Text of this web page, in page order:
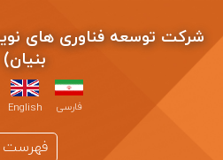
شرکت توسعه فناوری های
بنیان)
فارسی English
فهرست